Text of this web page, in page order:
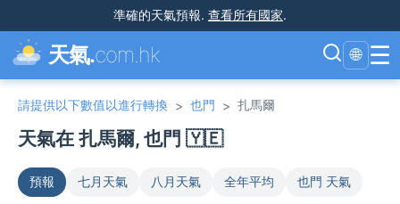
準確的天氣預報. 查看所有國家.
天氣.com.hk 🌐 ☰
請提供以下數值以進行轉換 > 也門 > 扎馬爾
天氣在 扎馬爾, 也門 🇾🇪
預報 七月天氣 八月天氣 全年平均 也門 天氣